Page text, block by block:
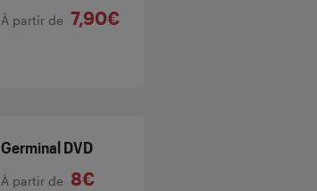
À partir de 7,90€
Germinal DVD
À partir de 8€